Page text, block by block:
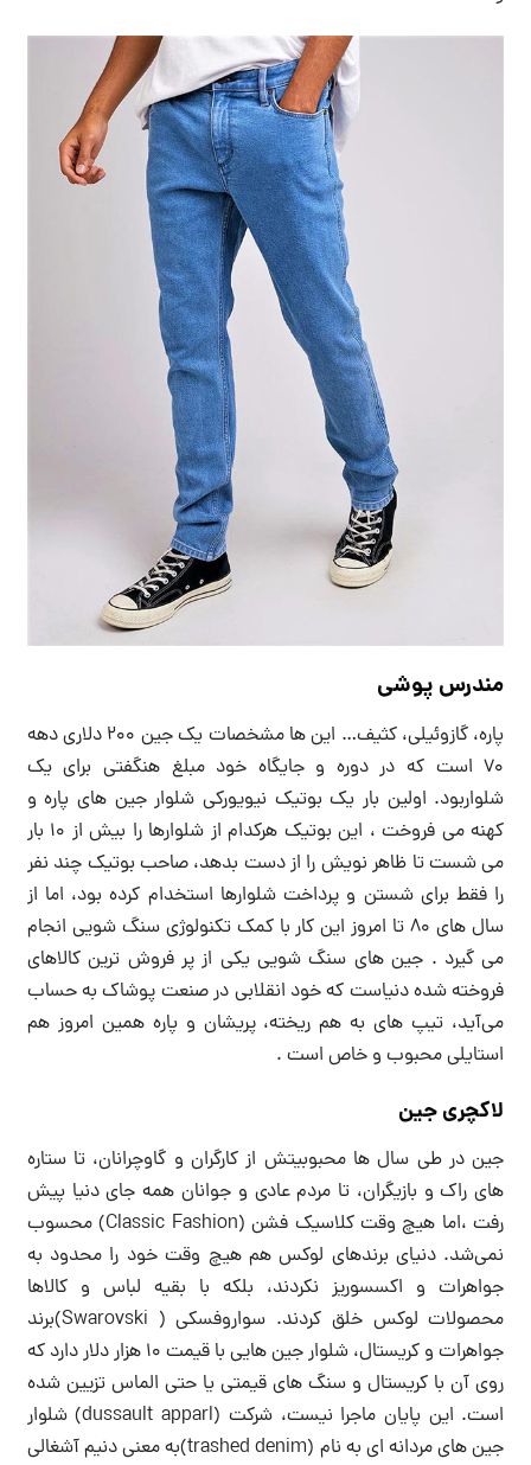
مندرس پوشی
پاره، گازوئیلی، کثیف… این ها مشخصات یک جین ۲۰۰ دلاری دهه
۷۰ است که در دوره و جایگاه خود مبلغ هنگفتی برای یک
شلواربود. اولین بار یک بوتیک نیویورکی شلوار جین های پاره و
کهنه می فروخت ، این بوتیک هرکدام از شلوارها را بیش از ۱۰ بار
می شست تا ظاهر نویش را از دست بدهد، صاحب بوتیک چند نفر
را فقط برای شستن و پرداخت شلوارها استخدام کرده بود، اما از
سال های ۸۰ تا امروز این کار با کمک تکنولوژی سنگ شویی انجام
می گیرد . جین های سنگ شویی یکی از پر فروش ترین کالاهای
فروخته شده دنیاست که خود انقلابی در صنعت پوشاک به حساب
می‌آید، تیپ های به هم ریخته، پریشان و پاره همین امروز هم
استایلی محبوب و خاص است .
لاکچری جین
جین در طی سال ها محبوبیتش از کارگران و گاوچرانان، تا ستاره
های راک و بازیگران، تا مردم عادی و جوانان همه جای دنیا پیش
رفت ،اما هیچ وقت کلاسیک فشن (Classic Fashion) محسوب
نمی‌شد. دنیای برندهای لوکس هم هیچ وقت خود را محدود به
جواهرات و اکسسوریز نکردند، بلکه با بقیه لباس و کالاها
محصولات لوکس خلق کردند. سواروفسکی ( Swarovski)برند
جواهرات و کریستال، شلوار جین هایی با قیمت ۱۰ هزار دلار دارد که
روی آن با کریستال و سنگ های قیمتی یا حتی الماس تزیین شده
است. این پایان ماجرا نیست، شرکت (dussault apparl) شلوار
جین های مردانه ای به نام (trashed denim)به معنی دنیم آشغالی